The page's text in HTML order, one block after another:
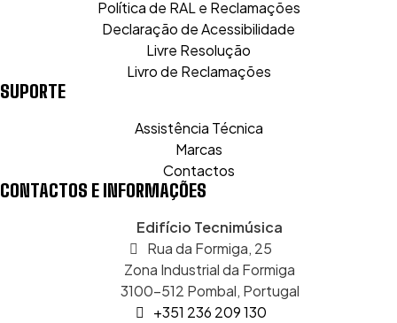
Política de RAL e Reclamações
Declaração de Acessibilidade
Livre Resolução
Livro de Reclamações
SUPORTE
Assistência Técnica
Marcas
Contactos
CONTACTOS E INFORMAÇÕES
Edifício Tecnimúsica
Rua da Formiga, 25
Zona Industrial da Formiga
3100-512 Pombal, Portugal
+351 236 209 130